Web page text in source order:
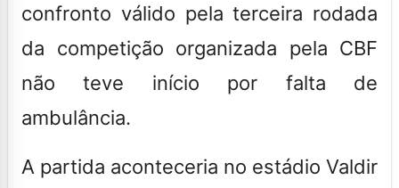
confronto válido pela terceira rodada
da competição organizada pela CBF
não teve início por falta de
ambulância.
A partida aconteceria no estádio Valdir